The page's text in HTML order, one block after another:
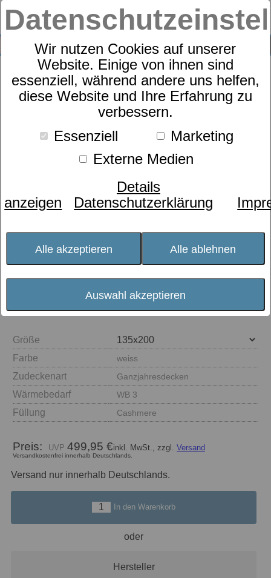
Wir nutzen Cookies auf unserer
Website. Einige von ihnen sind
essenziell, während andere uns helfen,
diese Website und Ihre Erfahrung zu
verbessern.
Essenziell
Marketing
Externe Medien
Details
anzeigen
Datenschutzerklärung
Alle akzeptieren Alle ablehnen
Auswahl akzeptieren
SUCHE
0
Zudecke
dormabell CL Cashmere 300
Größe
Farbe
weiss
Zudeckenart Ganzjahresdecken
Wärmebedarf WB 3
Füllung Cashmere
Preis: 499,95 €inkl. MwSt., zzgl. Versand
Versandkostenfrei innerhalb Deutschlands.
Versand nur innerhalb Deutschlands.
In den Warenkorb
oder
Hersteller